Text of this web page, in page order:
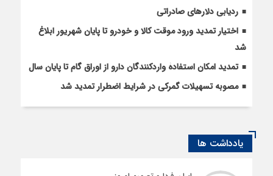
ردیابی دلارهای صادراتی
اختیار تمدید ورود موقت کالا و خودرو تا پایان شهریور ابلاغ
شد
تمدید امکان استفادۀ واردکنندگان دارو از اوراق گام تا پایان سال
مصوبه تسهیلات گمرکی در شرایط اضطرار تمدید شد
یادداشت ها